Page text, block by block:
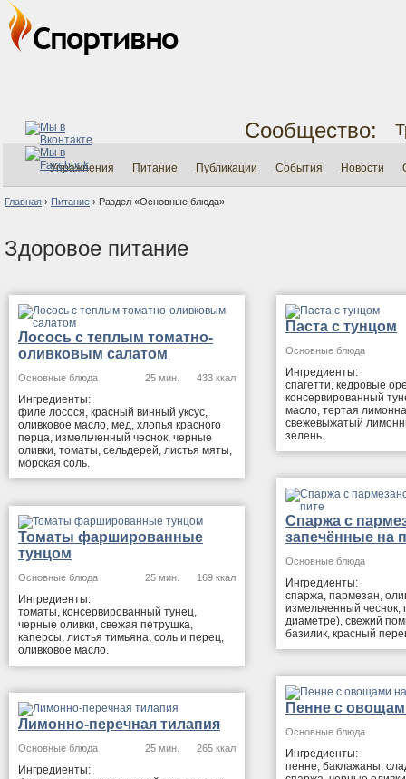
Сообщество:
Упражнения Питание Публикации События Новости
Главная › Питание › Раздел «Основные блюда»
Здоровое питание
Лосось с теплым томатно-
оливковым салатом
25 мин. 433 ккал
Основные блюда
Ингредиенты:
филе лосося, красный винный уксус,
оливковое масло, мед, хлопья красного
перца, измельченный чеснок, черные
оливки, томаты, сельдерей, листья мяты,
морская соль.
Паста с тунцом
Основные блюда
Ингредиенты:
спагетти, кедровые
консервированный
масло, тертая
свежевыжатый
зелень.
Спаржа с
запечённые на
Основные блюда
Ингредиенты:
спаржа, пармезан,
измельченный чеснок,
диаметре), свежий
базилик, красный
Томаты фаршированные
тунцом
25 мин. 169 ккал
Основные блюда
Ингредиенты:
томаты, консервированный тунец,
черные оливки, свежая петрушка,
каперсы, листья тимьяна, соль и перец,
оливковое масло.
Пенне с
Основные блюда
Ингредиенты:
пенне, баклажаны,
Лимонно-перечная тилапия
25 мин. 265 ккал
Основные блюда
Ингредиенты: